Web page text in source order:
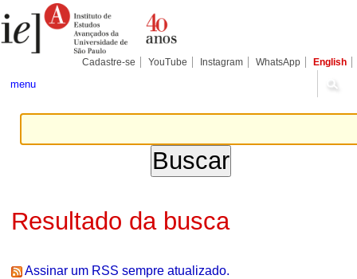
para
conteúdo.
Pessoais
Cadastre-se YouTube Instagram WhatsApp English
menu
Resultado da busca
Assinar um RSS sempre atualizado.